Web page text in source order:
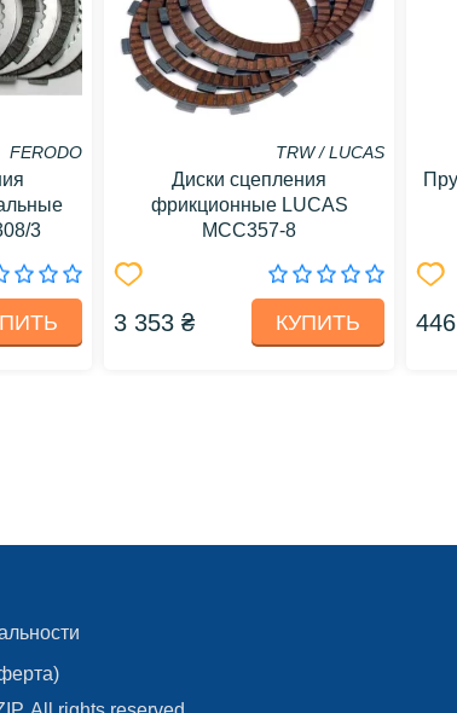
FERODO
3
TRW / LUCAS
Диски сцепления
фрикционные LUCAS
MCC357-8
3 353 ₴ КУПИТЬ